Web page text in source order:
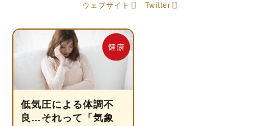
ウェブサイト Twitter
低気圧による体調不
良…それって「気象